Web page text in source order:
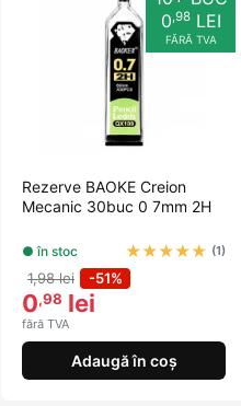
0,98LEI
FĂRĂ TVA
Rezerve BAOKE Creion
Mecanic 30buc 0 7mm 2H
● în stoc ★★★★★ (1)
1,98 lei -51%
0,98 lei
fără TVA
Adaugă în coș